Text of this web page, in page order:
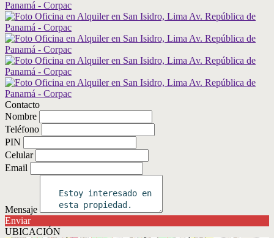
Contacto
Nombre
Teléfono
PIN
Celular
Email
Mensaje
Enviar
UBICACIÓN